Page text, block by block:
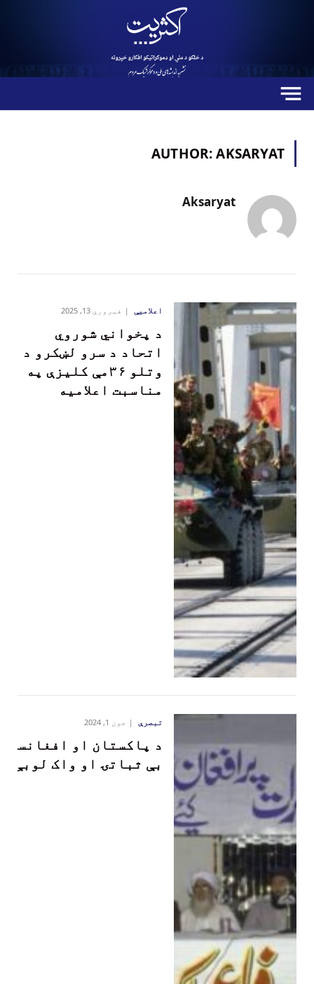
AUTHOR:AKSARYAT
Aksaryat
اعلامیې فبروري 13, 2025
د پخواني شوروي
اتحاد د سرو لښکرو د
وتلو ۳۶مې کلیزې په
مناسبت اعلامیه
تبصرې جون 1, 2024
د پاکستان او
بې ثباتۍ او واک لوبې